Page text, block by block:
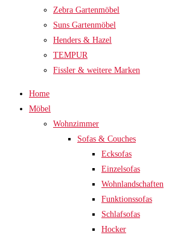
Zebra Gartenmöbel
Suns Gartenmöbel
Henders & Hazel
TEMPUR
Fissler & weitere Marken
Home
Möbel
Wohnzimmer
Sofas & Couches
Ecksofas
Einzelsofas
Wohnlandschaften
Funktionssofas
Schlafsofas
Hocker